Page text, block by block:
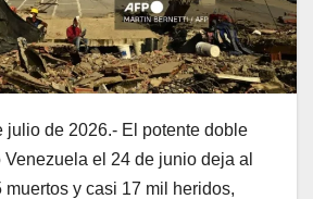
julio de 2026.- El potente doble
el 24 de junio deja al
muertos y casi 17 mil heridos,